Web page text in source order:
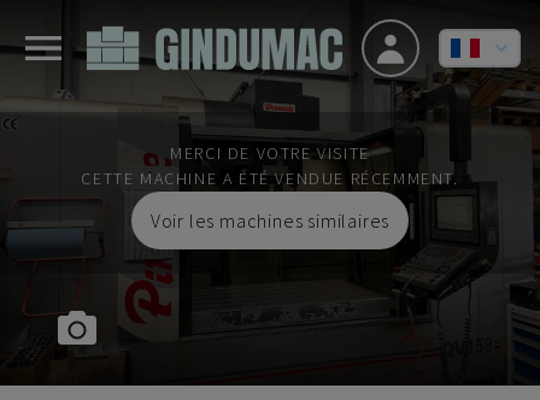
MERCI DE VOTRE VISITE
CETTE MACHINE A ÉTÉ VENDUE RÉCEMMENT.
Voir les machines similaires